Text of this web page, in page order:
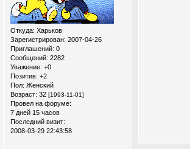
Откуда: Xарьков
Зарегистрирован: 2007-04-26
Приглашений: 0
Сообщений: 2282
Уважение: +0
Позитив: +2
Пол: Женский
Возраст: 32 [1993-11-01]
Провел на форуме:
7 дней 15 часов
Последний визит:
2008-03-29 22:43:58